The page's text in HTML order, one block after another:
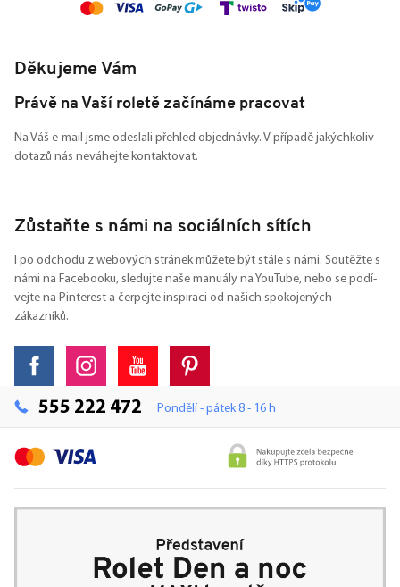
Děkujeme Vám
Právě na Vaší roletě začínáme pracovat
Na Váš e-mail jsme odeslali přehled objednávky. V případě jakýchkoliv
dotazů nás neváhejte kontaktovat.
Zůstaňte s námi na sociálních sítích
I po odchodu z webových stránek můžete být stále s námi. Soutěžte s
námi na Facebooku, sledujte naše manuály na YouTube, nebo se podí-
vejte na Pinterest a čerpejte inspiraci od našich spokojených
zákazníků.
555 222 472 Pondělí - pátek 8 - 16 h